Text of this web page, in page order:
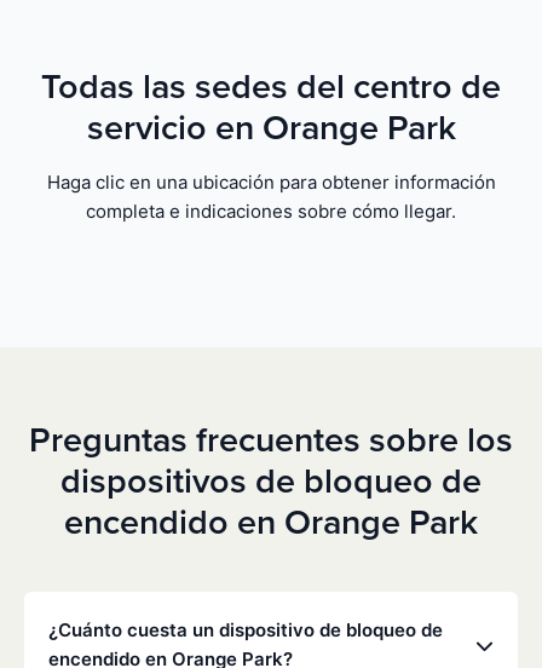
Todas las sedes del centro de
servicio en Orange Park
Haga clic en una ubicación para obtener información
completa e indicaciones sobre cómo llegar.
Preguntas frecuentes sobre los
dispositivos de bloqueo de
encendido en Orange Park
¿Cuánto cuesta un dispositivo de bloqueo de
encendido en Orange Park?